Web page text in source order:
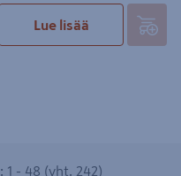
Lue lisää
- 48 (yht. 242)